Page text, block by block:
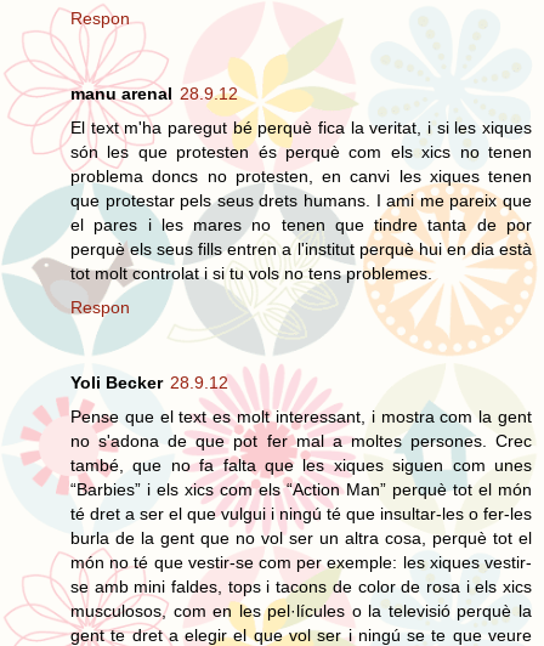
Respon
manu arenal 28.9.12
El text m'ha paregut bé perquè fica la veritat, i si les xiques
són les que protesten és perquè com els xics no tenen
problema doncs no protesten, en canvi les xiques tenen
que protestar pels seus drets humans. I ami me pareix que
el pares i les mares no tenen que tindre tanta de por
perquè els seus fills entren a l'institut perquè hui en dia està
tot molt controlat i si tu vols no tens problemes.
Respon
Yoli Becker 28.9.12
Pense que el text es molt interessant, i mostra com la gent
no s'adona de que pot fer mal a moltes persones. Crec
també, que no fa falta que les xiques siguen com unes
“Barbies” i els xics com els “Action Man” perquè tot el món
té dret a ser el que vulgui i ningú té que insultar-les o fer-les
burla de la gent que no vol ser un altra cosa, perquè tot el
món no té que vestir-se com per exemple: les xiques vestir-
se amb mini faldes, tops i tacons de color de rosa i els xics
musculosos, com en les pel·lícules o la televisió perquè la
gent te dret a elegir el que vol ser i ningú se te que veure